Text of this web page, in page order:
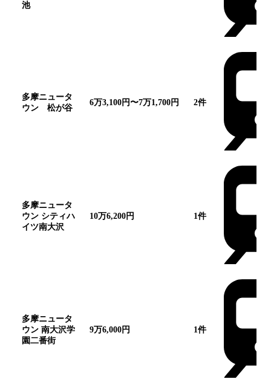
池
多摩ニュータ
ウン 松が谷
6万3,100円〜7万1,700円 2件
多摩ニュータ
ウン シティハ
イツ南大沢
10万6,200円 1件
多摩ニュータ
ウン 南大沢学
園二番街
9万6,000円 1件